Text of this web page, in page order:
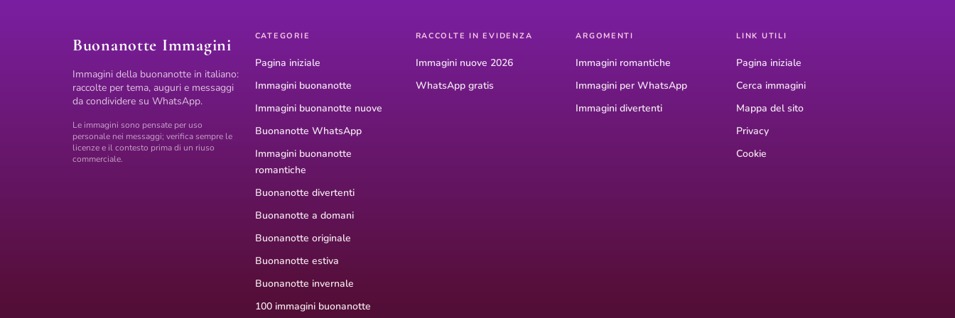
Buonanotte Immagini
Immagini della buonanotte in italiano:
raccolte per tema, auguri e messaggi
da condividere su WhatsApp.
Le immagini sono pensate per uso
personale nei messaggi; verifica sempre le
licenze e il contesto prima di un riuso
commerciale.
CATEGORIE
Pagina iniziale
Immagini buonanotte
Immagini buonanotte nuove
Buonanotte WhatsApp
Immagini buonanotte
romantiche
Buonanotte divertenti
Buonanotte a domani
Buonanotte originale
Buonanotte estiva
Buonanotte invernale
100 immagini buonanotte
RACCOLTE IN EVIDENZA
Immagini nuove 2026
WhatsApp gratis
ARGOMENTI
Immagini romantiche
Immagini per WhatsApp
Immagini divertenti
LINK UTILI
Pagina iniziale
Cerca immagini
Mappa del sito
Privacy
Cookie